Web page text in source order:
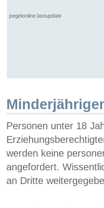
pegelonline.lastupdate
Personen unter 18
werden keine
angefordert.
an Dritte